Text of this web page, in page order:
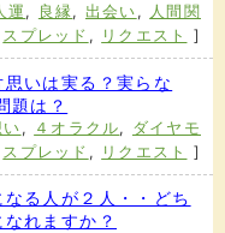
運, 良縁 , 出会い ,
人間関
スプレッド , リクエスト ]
思いは実る？実らな
題は？
い , ４オラクル, ダイヤモ
スプレッド , リクエスト ]
なる人が２人・・どち
れますか？